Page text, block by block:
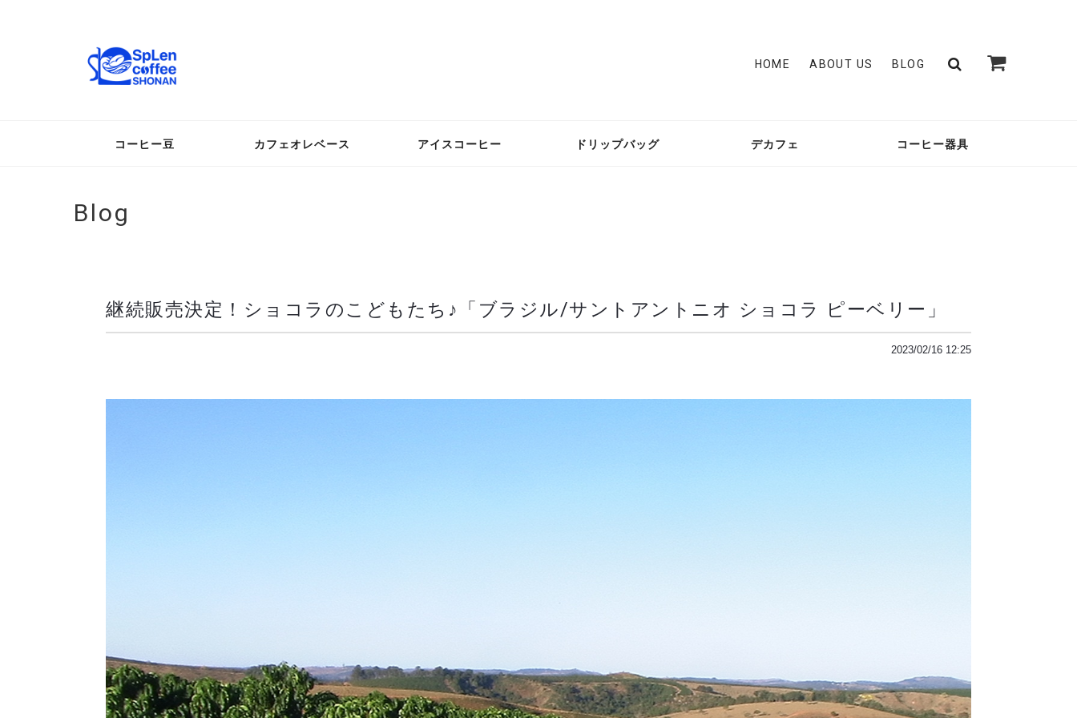
HOME ABOUT US BLOG
コーヒー豆 カフェオレベース アイスコーヒー ドリップバッグ デカフェ コーヒー器具
Blog
継続販売決定！ショコラのこどもたち♪「ブラジル/サントアントニオ ショコラ ピーベリー」
2023/02/16 12:25